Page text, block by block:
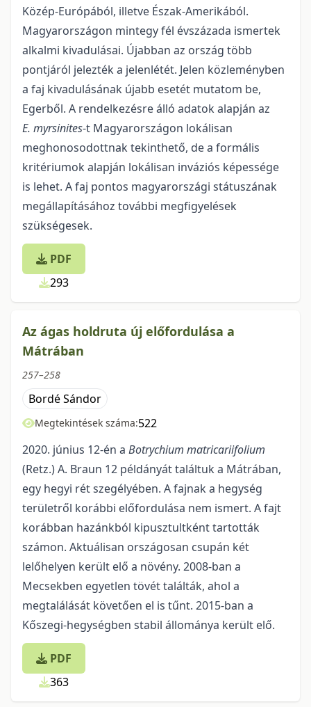
Közép-Európából, illetve Észak-Amerikából.
Magyarországon mintegy fél évszázada ismertek
alkalmi kivadulásai. Újabban az ország több
pontjáról jelezték a jelenlétét. Jelen közleményben
a faj kivadulásának újabb esetét mutatom be,
Egerből. A rendelkezésre álló adatok alap­ján az
E. myrsinites-t Magyarországon lokálisan
meghonosodottnak tekinthető, de a formális
kritériu­mok alapján lokálisan invá­ziós képessége
is lehet. A faj pontos magyarországi státuszának
megállapítá­sához további megfigyelések
szükségesek.
PDF
293
Az ágas holdruta új előfordulása a
Mátrában
257–258
Bordé Sándor
Megtekintések száma:522
2020. június 12-én a Botrychium matricariifolium
(Retz.) A. Braun 12 példányát talál­tuk a Mátrában,
egy hegyi rét szegélyében. A fajnak a hegység
területről korábbi előfordulása nem ismert. A fajt
korábban hazánkból kipusztultként tartották
számon. Aktuálisan országosan csupán két
lelőhelyen került elő a növény. 2008-ban a
Mecsekben egyetlen tövét találták, ahol a
megtalálását köve­tően el is tűnt. 2015-ban a
Kőszegi-hegységben stabil állománya került elő.
PDF
363